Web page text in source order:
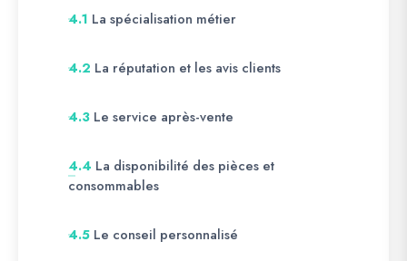
4.1 La spécialisation métier
4.2 La réputation et les avis clients
4.3 Le service après-vente
4.4 La disponibilité des pièces et
consommables
4.5 Le conseil personnalisé